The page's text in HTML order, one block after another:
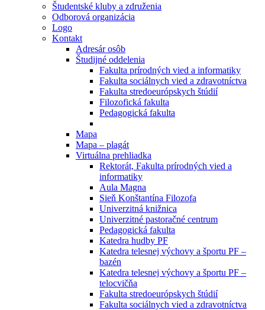
Študentské kluby a združenia
Odborová organizácia
Logo
Kontakt
Adresár osôb
Študijné oddelenia
Fakulta prírodných vied a informatiky
Fakulta sociálnych vied a zdravotníctva
Fakulta stredoeurópskych štúdií
Filozofická fakulta
Pedagogická fakulta
Mapa
Mapa – plagát
Virtuálna prehliadka
Rektorát, Fakulta prírodných vied a
informatiky
Aula Magna
Sieň Konštantína Filozofa
Univerzitná knižnica
Univerzitné pastoračné centrum
Pedagogická fakulta
Katedra hudby PF
Katedra telesnej výchovy a športu PF –
bazén
Katedra telesnej výchovy a športu PF –
telocvičňa
Fakulta stredoeurópskych štúdií
Fakulta sociálnych vied a zdravotníctva